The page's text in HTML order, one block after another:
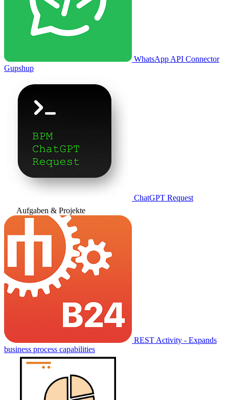
WhatsApp API Connector
Gupshup
ChatGPT Request
Aufgaben & Projekte
REST Activity - Expands
business process capabilities